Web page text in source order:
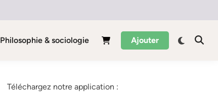
Philosophie & sociologie Ajouter
Téléchargez notre application :